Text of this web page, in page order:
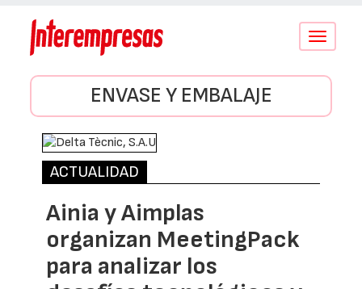
Conmutar
ENVASE Y EMBALAJE
ACTUALIDAD
Ainia y Aimplas
organizan MeetingPack
para analizar los